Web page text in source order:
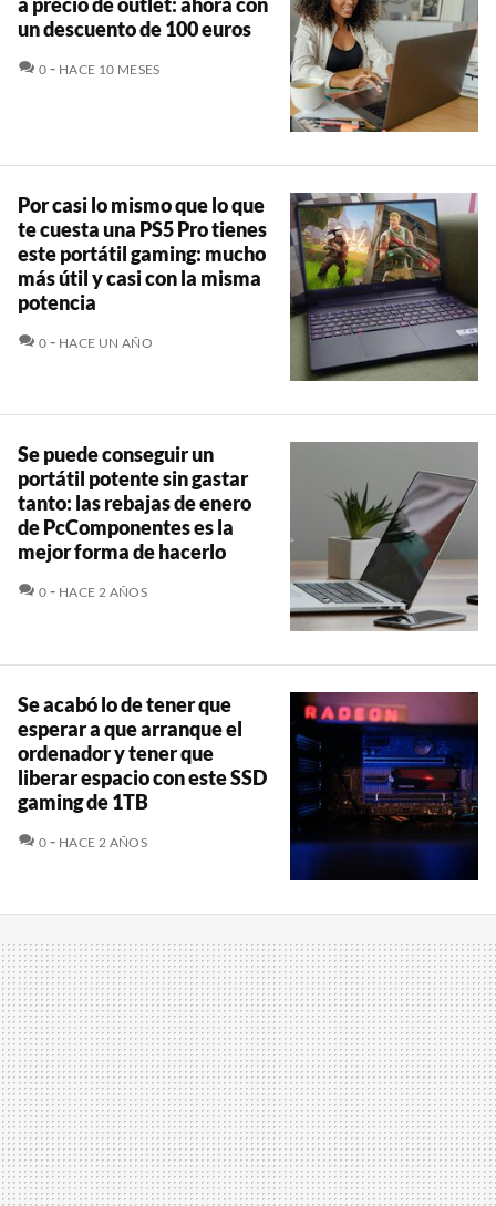
un descuento de 100 euros
0 COMENTARIOS
HACE 10 MESES
Por casi lo mismo que lo que
te cuesta una PS5 Pro tienes
este portátil gaming: mucho
más útil y casi con la misma
potencia
0 COMENTARIOS
HACE UN AÑO
Se puede conseguir un
portátil potente sin gastar
tanto: las rebajas de enero
de PcComponentes es la
mejor forma de hacerlo
0 COMENTARIOS
HACE 2 AÑOS
Se acabó lo de tener que
esperar a que arranque el
ordenador y tener que
liberar espacio con este SSD
gaming de 1TB
0 COMENTARIOS
HACE 2 AÑOS